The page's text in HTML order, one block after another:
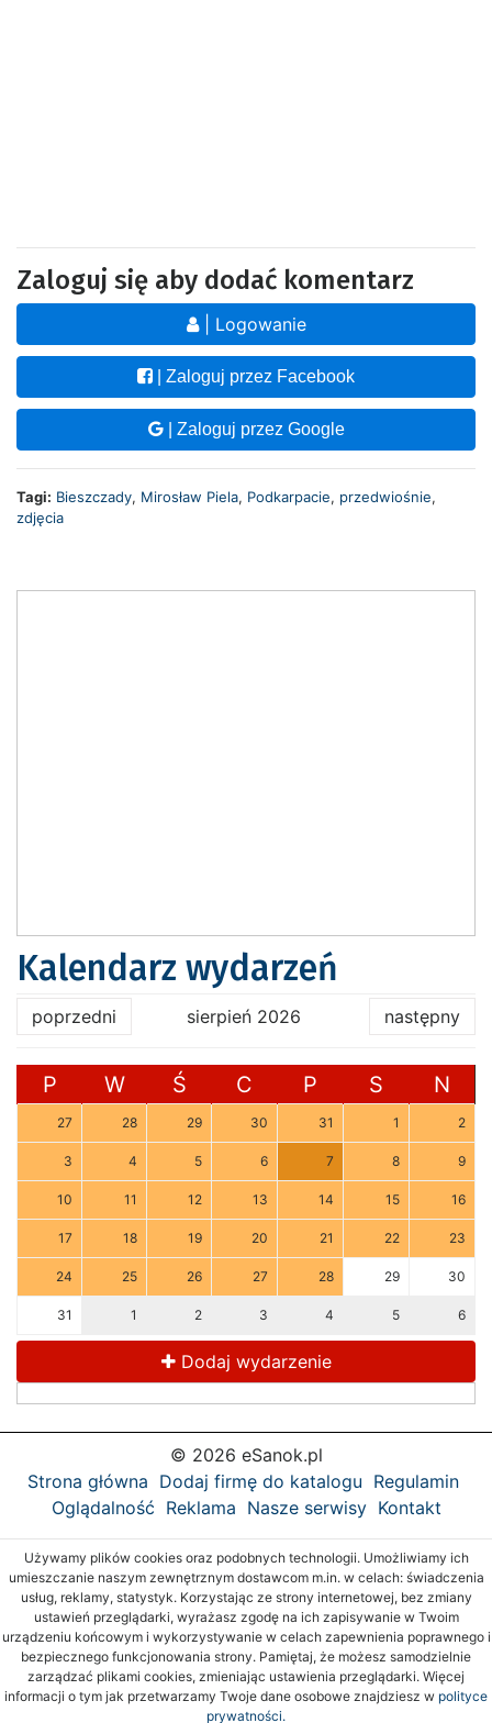
Zaloguj się aby dodać komentarz
| Logowanie
| Zaloguj przez Facebook
| Zaloguj przez Google
Tagi: Bieszczady, Mirosław Piela, Podkarpacie, przedwiośnie,
zdjęcia
Kalendarz wydarzeń
poprzedni sierpień 2026 następny
P W Ś C P S N
27 28 29 30 31 1 2
3 4 5 6 7 8 9
10 11 12 13 14 15 16
17 18 19 20 21 22 23
24 25 26 27 28 29 30
31 1 2 3 4 5 6
Dodaj wydarzenie
© 2026 eSanok.pl
Strona główna Dodaj firmę do katalogu Regulamin
Oglądalność Reklama Nasze serwisy Kontakt
Używamy plików cookies oraz podobnych technologii. Umożliwiamy ich
umieszczanie naszym zewnętrznym dostawcom m.in. w celach: świadczenia
usług, reklamy, statystyk. Korzystając ze strony internetowej, bez zmiany
ustawień przeglądarki, wyrażasz zgodę na ich zapisywanie w Twoim
urządzeniu końcowym i wykorzystywanie w celach zapewnienia poprawnego i
bezpiecznego funkcjonowania strony. Pamiętaj, że możesz samodzielnie
zarządzać plikami cookies, zmieniając ustawienia przeglądarki. Więcej
informacji o tym jak przetwarzamy Twoje dane osobowe znajdziesz w polityce
prywatności.